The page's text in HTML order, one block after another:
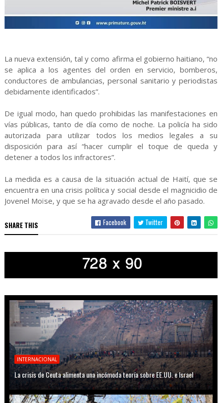
La nueva extensión, tal y como afirma el gobierno haitiano, “no
se aplica a los agentes del orden en servicio, bomberos,
conductores de ambulancias, personal sanitario y periodistas
debidamente identificados”.
De igual modo, han quedo prohibidas las manifestaciones en
vías públicas, tanto de día como de noche. La policía ha sido
autorizada para utilizar todos los medios legales a su
disposición para así “hacer cumplir el toque de queda y
detener a todos los infractores”.
La medida es a causa de la situación actual de Haití, que se
encuentra en una crisis política y social desde el magnicidio de
Jovenel Moïse, y que se ha agravado desde el año pasado.
SHARE THIS Facebook Twitter
INTERNACIONAL
La crisis de Ceuta alimenta una incómoda teoría sobre EE.UU. e Israel